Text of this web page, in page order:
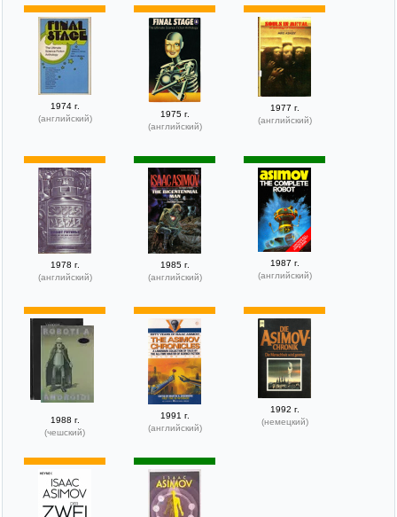
1974 г.
(английский)
1975 г.
(английский)
1977 г.
(английский)
1978 г.
(английский)
1985 г.
(английский)
1987 г.
(английский)
1988 г.
(чешский)
1991 г.
(английский)
1992 г.
(немецкий)